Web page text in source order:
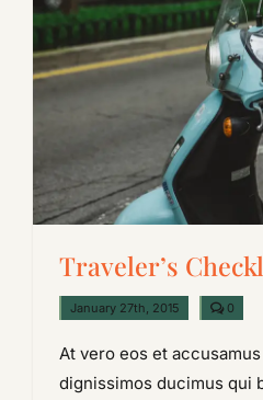
Traveler’s
January 27th, 2015 0
on
At vero eos et
dignissimos ducimus qui